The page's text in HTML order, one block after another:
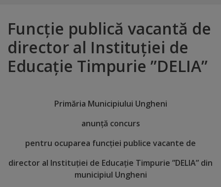
brand
Orașe
înfrățite
onoare
Deținători
Funcție publică vacantă de
director al Instituției de
Educație Timpurie ”DELIA”
Primăria Municipiului Ungheni
anunță concurs
pentru ocuparea funcției publice vacante de
director al Instituției de Educație Timpurie ”DELIA” din
municipiul Ungheni